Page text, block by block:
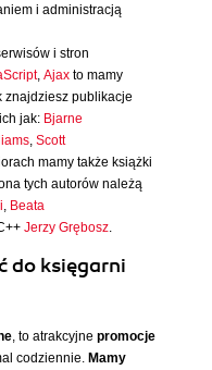
i administracją
i stron
, Ajax to mamy
znajdziesz publikacje
jak: Bjarne
, Scott
mamy także książki
tych autorów należą
, Beata
Jerzy Grębosz.
do księgarni
, to atrakcyjne promocje
codziennie. Mamy